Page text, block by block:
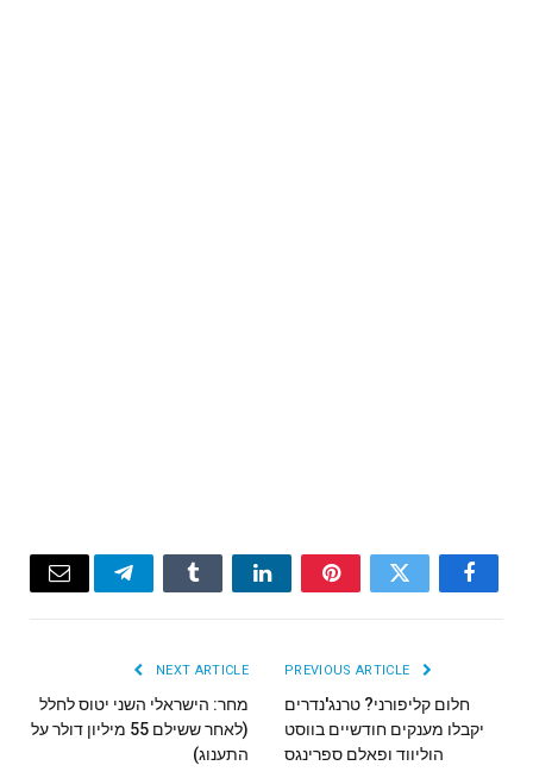
Facebook
Twitter
Pinterest
LinkedIn
Tumblr
Telegram
Email
חלום קליפורני? טרנג'נדרים
יקבלו מענקים חודשיים בווסט
הוליווד ופאלם ספרינגס
NEXT ARTICLE
מחר: הישראלי השני יטוס לחלל
(לאחר ששילם 55 מיליון דולר על
התענוג)